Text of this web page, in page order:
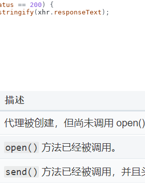
== 200 )
{
( xhr . responseText ) ;